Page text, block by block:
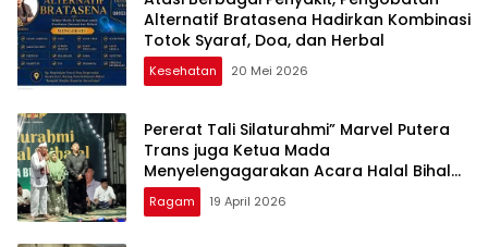
Alternatif Bratasena Hadirkan Kombinasi
Totok Syaraf, Doa, dan Herbal
Kesehatan 20 Mei 2026
Pererat Tali Silaturahmi” Marvel Putera
Trans juga Ketua Mada
Menyelengagarakan Acara Halal Bihalal
Bersama Warga Burangkeng Dan tokoh
Ragam 19 April 2026